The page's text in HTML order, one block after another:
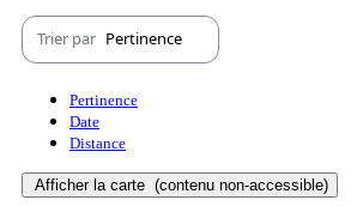
Trier par Pertinence
Pertinence
Date
Distance
Afficher la carte (contenu non-accessible)